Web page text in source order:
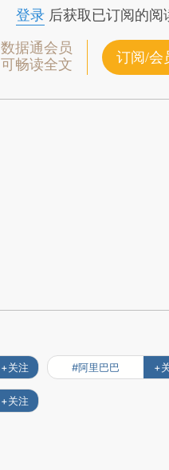
登录后获取已订阅的阅
数据通会员
可畅读全文
订阅/会
+关注 #阿里巴巴 +
+关注